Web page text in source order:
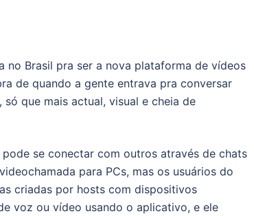
no Brasil pra ser a nova plataforma de vídeos
de quando a gente entrava pra conversar
que mais actual, visual e cheia de
se conectar com outros através de chats
para PCs, mas os usuários do
criadas por hosts com dispositivos
voz ou vídeo usando o aplicativo, e ele